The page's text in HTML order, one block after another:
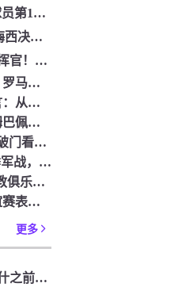
【英超】TA评曼联队史25大球员第12：“巴斯比宝贝”的绝佳
[迈阿密国际]帕雷德斯：感觉梅西决定了决赛是国家队最后一战，
【你怎么看？】蓝黑乐章的指挥官！优雅的波兰中场节拍器！
[体育头条]孔蒂去哪儿？孔蒂：罗马诺你小子给我管住嘴哈！
[阿根廷]无意复刻！亚马尔曾言：从没想过成为梅西，也不会穿他
[足球]迈阿密真好玩！实拍：姆巴佩和女友被路人拍到在夜店狂欢
[精彩资讯]仿佛错过1亿！费兰破门看台的西班牙传奇欢呼，拉莫
【集锦】0次出场！梅努伤缺季军战，整届1分钟没踢无缘世界杯首
【值得一看】记者：图赫尔执教俱乐部是淘汰赛专家，但在真正压力
[你怎么看？]队报：博格巴友谊赛表现不错 戈洛文可能加盟沙特
更多
【视频】鬼哥！湖人旧将雷迪什之前在立陶宛联赛大杀四方